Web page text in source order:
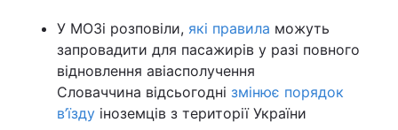
У МОЗі розповіли, які правила можуть
запровадити для пасажирів у разі повного
відновлення авіасполучення
Словаччина відсьогодні змінює порядок
в’їзду іноземців з території України